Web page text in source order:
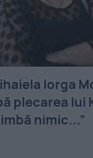
Iorga
plecarea lui
nimic...”